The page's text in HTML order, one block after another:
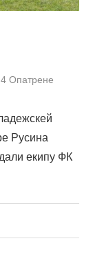
Опатрене
Русина
екипу ФК